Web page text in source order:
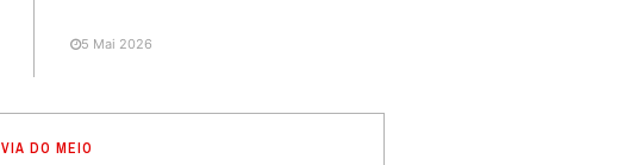
5 Mai 2026
VIA DO MEIO